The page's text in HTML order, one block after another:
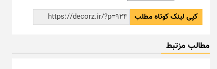
کپی لینک کوتاه مطلب
مطالب مزتبط